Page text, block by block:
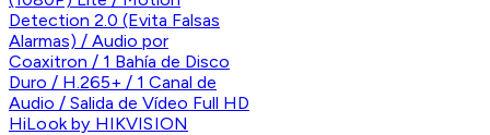
HiLook by HIKVISION